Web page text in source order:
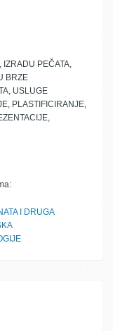
IZRADU PEČATA,
BRZE
USLUGE
PLASTIFICIRANJE,
I DRUGA